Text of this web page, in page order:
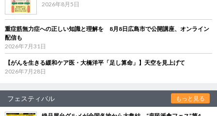
2026年8月5日
重症筋無力症への正しい知識と理解を 8月8日広島市で公開講座、オンライン
配信も
2026年7月31日
【がんを生きる緩和ケア医・大橋洋平「足し算命」】天空を見上げて
2026年7月28日
フェスティバル もっと見る